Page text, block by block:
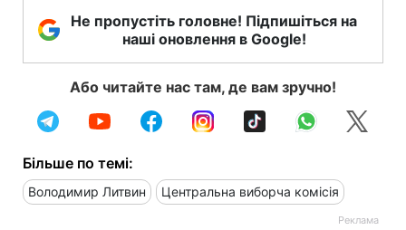
Не пропустіть головне! Підпишіться на
наші оновлення в Google!
Або читайте нас там, де вам зручно!
Більше по темі:
Володимир Литвин Центральна виборча комісія